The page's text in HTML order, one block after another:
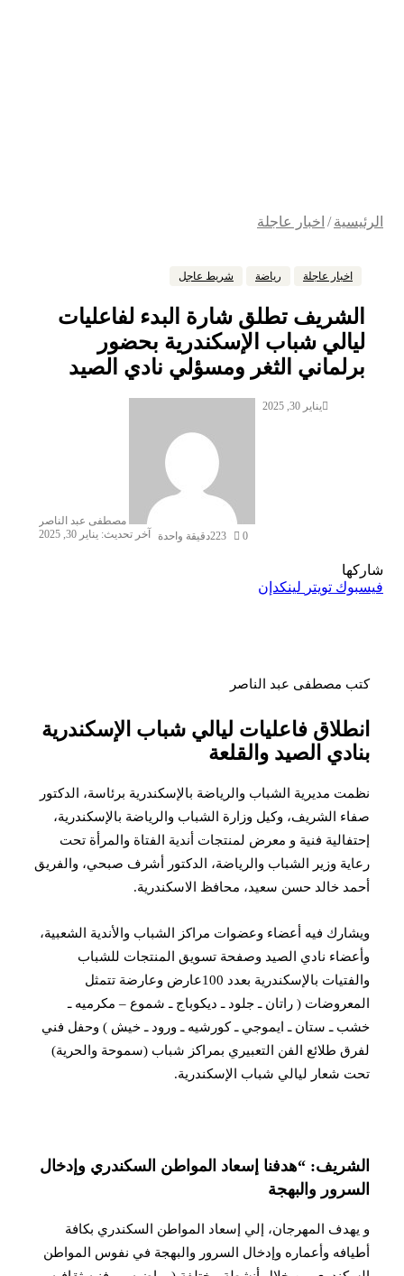
الرئيسية / اخبار عاجلة
اخبار عاجلة رياضة شريط عاجل
الشريف تطلق شارة البدء لفاعليات
ليالي شباب الإسكندرية بحضور
برلماني الثغر ومسؤلي نادي الصيد
مصطفى عبد الناصر
يناير 30, 2025
آخر تحديث: يناير 30, 2025 0
223دقيقة واحدة
شاركها
فيسبوك تويتر لينكدإن
كتب مصطفى عبد الناصر
‎انطلاق فاعليات ليالي شباب الإسكندرية
بنادي الصيد والقلعة
نظمت مديرية الشباب والرياضة بالإسكندرية برئاسة، الدكتور
صفاء الشريف، وكيل وزارة الشباب والرياضة بالإسكندرية،
إحتفالية فنية و معرض لمنتجات أندية الفتاة والمرأة تحت
رعاية وزير الشباب والرياضة، الدكتور أشرف صبحي، والفريق
أحمد خالد حسن سعيد، محافظ الاسكندرية.
ويشارك فيه أعضاء وعضوات مراكز الشباب والأندية الشعبية،
وأعضاء نادي الصيد وصفحة تسويق المنتجات للشباب
والفتيات بالإسكندرية بعدد 100عارض وعارضة تتمثل
المعروضات ( راتان ـ جلود ـ ديكوباج ـ شموع – مكرميه ـ
خشب ـ ستان ـ ايموجي ـ كورشيه ـ ورود ـ خيش ) وحفل فني
لفرق طلائع الفن التعبيري بمراكز شباب (سموحة والحرية)
تحت شعار ليالي شباب الإسكندرية.
الشريف: “هدفنا إسعاد المواطن السكندري وإدخال
السرور والبهجة
و يهدف المهرجان، إلي إسعاد المواطن السكندري بكافة
أطيافه وأعماره وإدخال السرور والبهجة في نفوس المواطن